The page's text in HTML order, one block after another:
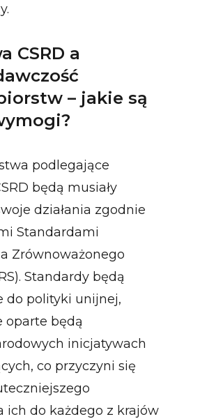
CSRD a
– jakie są
podlegające
będą musiały
działania zgodnie
Standardami
Zrównoważonego
Standardy będą
do polityki unijnej,
oparte będą
inicjatywach
co przyczyni się
ich do każdego z krajów